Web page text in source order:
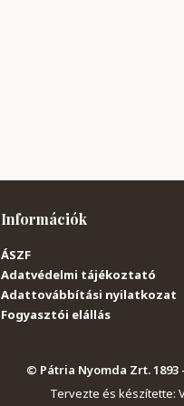
Információk
ÁSZF
Adatvédelmi tájékoztató
Adattovábbítási nyilatkozat
Fogyasztói elállás
© Pátria Nyomda Zrt.
Tervezte és készítette: